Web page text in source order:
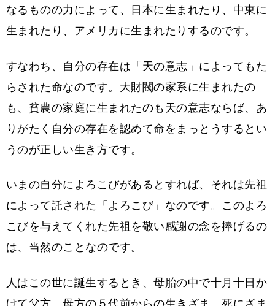
なるものの力によって、日本に生まれたり、中東に
生まれたり、アメリカに生まれたりするのです。
すなわち、自分の存在は「天の意志」によってもた
らされた命なのです。大財閥の家系に生まれたの
も、貧農の家庭に生まれたのも天の意志ならば、あ
りがたく自分の存在を認めて命をまっとうするとい
うのが正しい生き方です。
いまの自分によろこびがあるとすれば、それは先祖
によって託された「よろこび」なのです。このよろ
こびを与えてくれた先祖を敬い感謝の念を捧げるの
は、当然のことなのです。
人はこの世に誕生するとき、母胎の中で十月十日か
けて父方、母方の５代前からの生きざま、死にざま